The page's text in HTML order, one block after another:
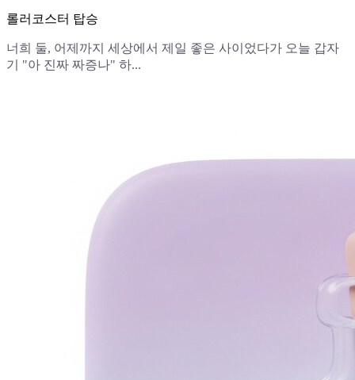
롤러코스터 탑승
너희 둘, 어제까지 세상에서 제일 좋은 사이었다가 오늘 갑자
기 "아 진짜 짜증나" 하...